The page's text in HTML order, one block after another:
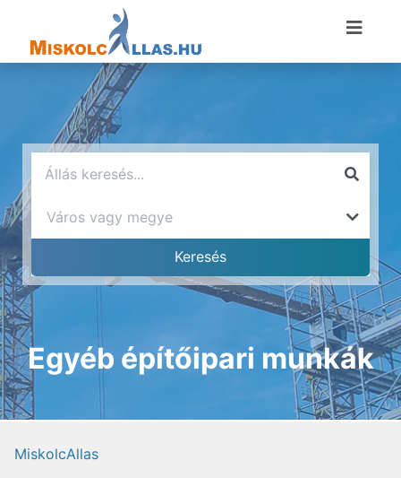
Egyéb építőipari munkák
MiskolcAllas